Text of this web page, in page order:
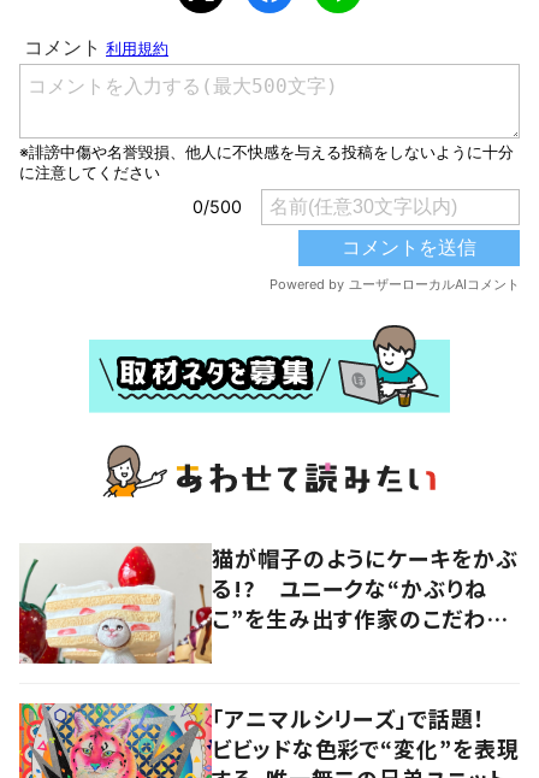
猫が帽子のようにケーキをかぶ
る!? ユニークな“かぶりね
こ”を生み出す作家のこだわり
「アニマルシリーズ」で話題！
ビビッドな色彩で“変化”を表現